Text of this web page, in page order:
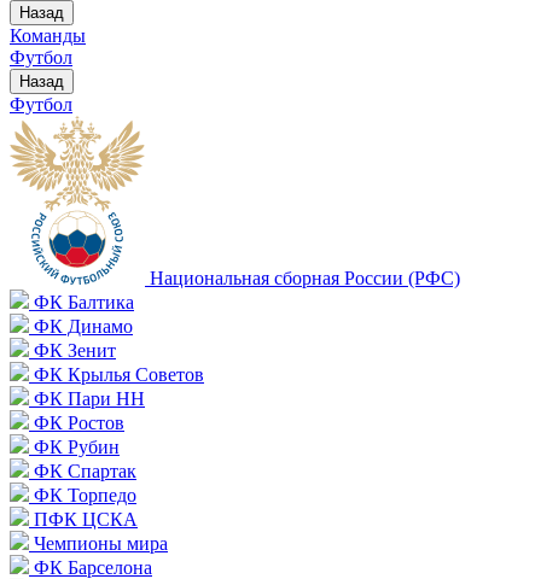
Назад
Команды
Футбол
Назад
Футбол
Национальная сборная России (РФС)
ФК Балтика
ФК Динамо
ФК Зенит
ФК Крылья Советов
ФК Пари НН
ФК Ростов
ФК Рубин
ФК Спартак
ФК Торпедо
ПФК ЦСКА
Чемпионы мира
ФК Барселона